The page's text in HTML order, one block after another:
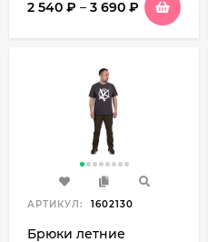
2 540 ₽ – 3 690 ₽
АРТИКУЛ: 1602130
Брюки летние